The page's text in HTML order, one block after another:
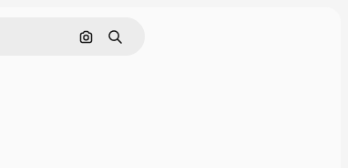
Поиск по изображению
Поиск